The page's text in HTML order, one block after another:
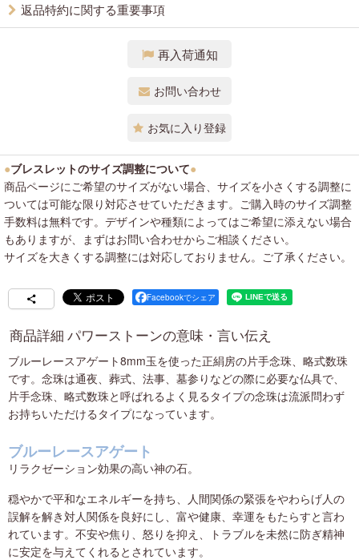
返品特約に関する重要事項
再入荷通知
お問い合わせ
お気に入り登録
●ブレスレットのサイズ調整について●
商品ページにご希望のサイズがない場合、サイズを小さくする調整に
ついては可能な限り対応させていただきます。ご購入時のサイズ調整
手数料は無料です。デザインや種類によってはご希望に添えない場合
もありますが、まずはお問い合わせからご相談ください。
サイズを大きくする調整には対応しておりません。ご了承ください。
Facebookでシェア
商品詳細 パワーストーンの意味・言い伝え
ブルーレースアゲート8mm玉を使った正絹房の片手念珠、略式数珠
です。念珠は通夜、葬式、法事、墓参りなどの際に必要な仏具で、
片手念珠、略式数珠と呼ばれるよく見るタイプの念珠は流派問わず
お持ちいただけるタイプになっています。
ブルーレースアゲート
リラクゼーション効果の高い神の石。
穏やかで平和なエネルギーを持ち、人間関係の緊張をやわらげ人の
誤解を解き対人関係を良好にし、富や健康、幸運をもたらすと言わ
れています。不安や焦り、怒りを抑え、トラブルを未然に防ぎ精神
に安定を与えてくれるとされています。